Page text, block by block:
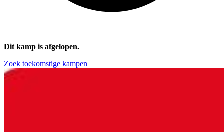
Dit kamp is afgelopen.
Zoek toekomstige kampen